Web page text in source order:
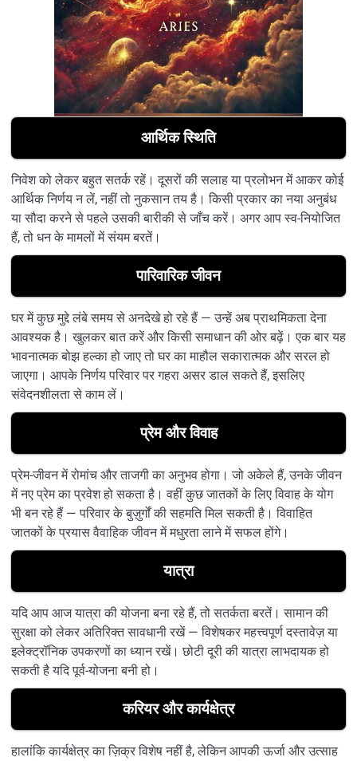
आर्थिक स्थिति
निवेश को लेकर बहुत सतर्क रहें। दूसरों की सलाह या प्रलोभन में आकर कोई
आर्थिक निर्णय न लें, नहीं तो नुकसान तय है। किसी प्रकार का नया अनुबंध
या सौदा करने से पहले उसकी बारीकी से जाँच करें। अगर आप स्व-नियोजित
हैं, तो धन के मामलों में संयम बरतें।
पारिवारिक जीवन
घर में कुछ मुद्दे लंबे समय से अनदेखे हो रहे हैं — उन्हें अब प्राथमिकता देना
आवश्यक है। खुलकर बात करें और किसी समाधान की ओर बढ़ें। एक बार यह
भावनात्मक बोझ हल्का हो जाए तो घर का माहौल सकारात्मक और सरल हो
जाएगा। आपके निर्णय परिवार पर गहरा असर डाल सकते हैं, इसलिए
संवेदनशीलता से काम लें।
प्रेम और विवाह
प्रेम-जीवन में रोमांच और ताजगी का अनुभव होगा। जो अकेले हैं, उनके जीवन
में नए प्रेम का प्रवेश हो सकता है। वहीं कुछ जातकों के लिए विवाह के योग
भी बन रहे हैं — परिवार के बुज़ुर्गों की सहमति मिल सकती है। विवाहित
जातकों के प्रयास वैवाहिक जीवन में मधुरता लाने में सफल होंगे।
यात्रा
यदि आप आज यात्रा की योजना बना रहे हैं, तो सतर्कता बरतें। सामान की
सुरक्षा को लेकर अतिरिक्त सावधानी रखें — विशेषकर महत्त्वपूर्ण दस्तावेज़ या
इलेक्ट्रॉनिक उपकरणों का ध्यान रखें। छोटी दूरी की यात्रा लाभदायक हो
सकती है यदि पूर्व-योजना बनी हो।
करियर और कार्यक्षेत्र
हालांकि कार्यक्षेत्र का ज़िक्र विशेष नहीं है, लेकिन आपकी ऊर्जा और उत्साह